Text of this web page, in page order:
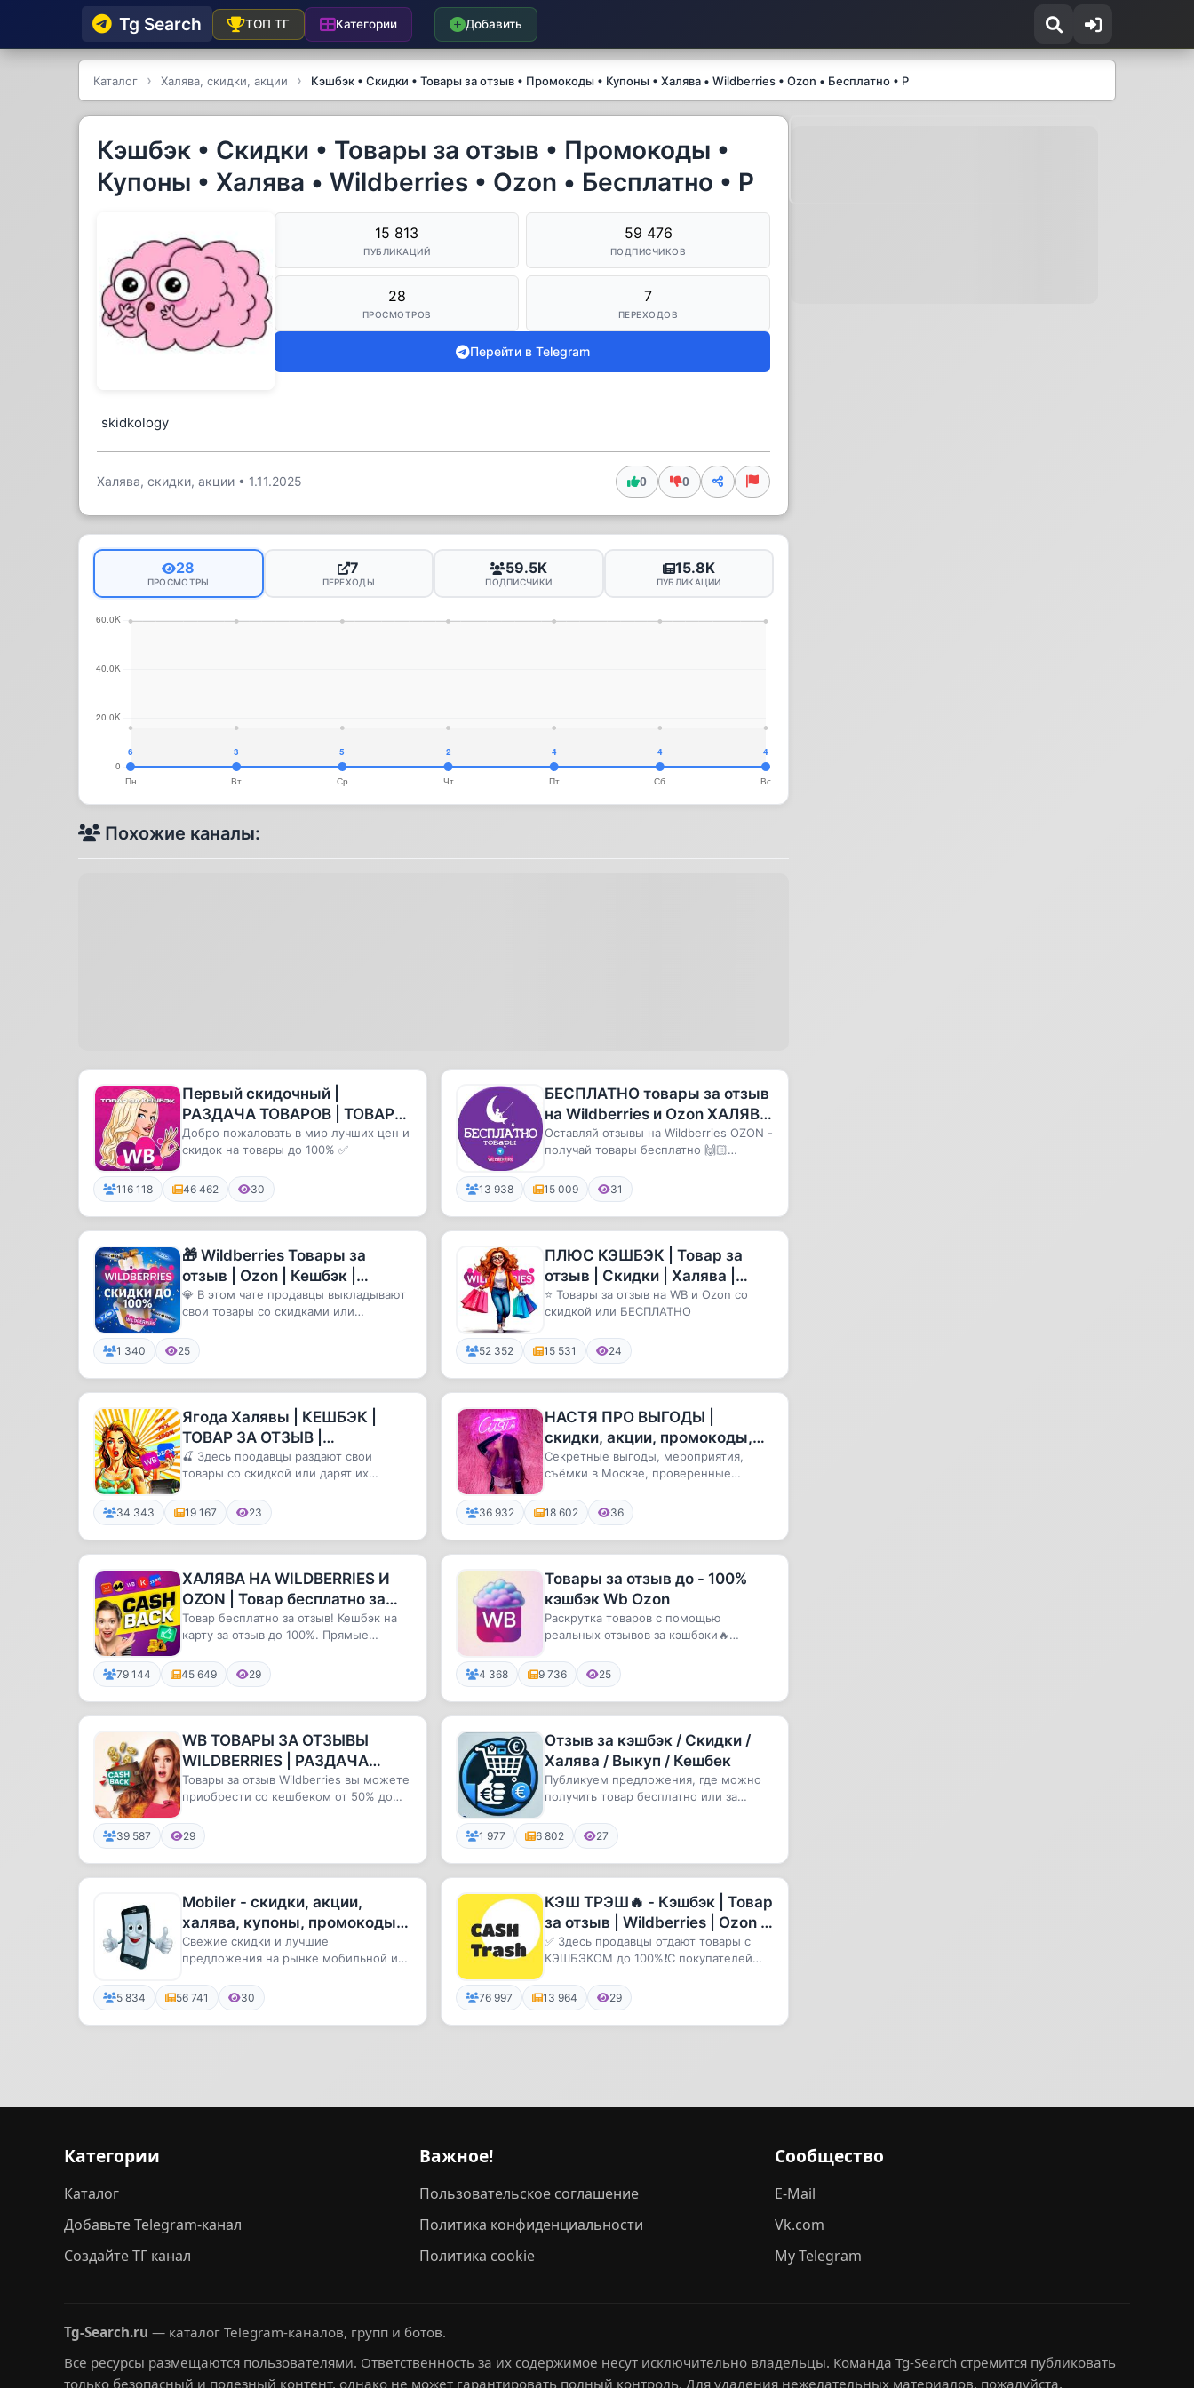
Tg Searсh ТОП ТГ Категории Добавить
Каталог Халява, скидки, акции Кэшбэк • Скидки • Товары за отзыв • Промокоды • Купоны • Халява • Wildberries • Ozon • Бесплатно • Р
Кэшбэк • Скидки • Товары за отзыв • Промокоды •
Купоны • Халява • Wildberries • Ozon • Бесплатно • Р
15 813
ПУБЛИКАЦИЙ
59 476
ПОДПИСЧИКОВ
28
ПРОСМОТРОВ
7
ПЕРЕХОДОВ
Перейти в Telegram
skidkology
Халява, скидки, акции • 1.11.2025 0 0
28
ПРОСМОТРЫ
7
ПЕРЕХОДЫ
59.5K
ПОДПИСЧИКИ
15.8K
ПУБЛИКАЦИИ
Похожие каналы:
Первый скидочный |
РАЗДАЧА ТОВАРОВ | ТОВАРЫ
ЗА ОТЗЫВ | WILDBERRIES |
OZON | КЭШБЭК | СКИДКИ |
ХАЛЯВА
Добро пожаловать в мир лучших цен и
скидок на товары до 100% ✅
116 118 46 462 30
БЕСПЛАТНО товары за отзыв
на Wildberries и Ozon ХАЛЯВА
СКИДКИ КЭШБЕК ПОДАРКИ
Оставляй отзывы на Wildberries OZON -
получай товары бесплатно 🙌🏻
13 938 15 009 31
🎁 Wildberries Товары за
отзыв | Ozon | Кешбэк |
Скидки | Выкупы | Товар за
отзывы| Кэшбэк
💎 В этом чате продавцы выкладывают
свои товары со скидками или
1 340 25
ПЛЮС КЭШБЭК | Товар за
отзыв | Скидки | Халява |
Выкуп | Раздача | Кешбэк |
Wildberries | Ozon | Рек
⭐️ Товары за отзыв на WB и Ozon со
скидкой или БЕСПЛАТНО
52 352 15 531 24
Ягода Халявы | КЕШБЭК |
ТОВАР ЗА ОТЗЫВ |
WILDBERRIES | OZON |
СКИДКИ | ВЫКУПЫ |
РАЗДАЧА | КЭШБЭК | Р
🍒 Здесь продавцы раздают свои
товары со скидкой или дарят их
34 343 19 167 23
НАСТЯ ПРО ВЫГОДЫ |
скидки, акции, промокоды,
бесплатно москва промокоды
москва скидки москва акции
Секретные выгоды, мероприятия,
съёмки в Москве, проверенные
36 932 18 602 36
ХАЛЯВА НА WILDBERRIES И
OZON | Товар бесплатно за
отзыв | Кешбэк | Раздача
товара | Продвижение карт
Товар бесплатно за отзыв! Кешбэк на
карту за отзыв до 100%. Прямые
79 144 45 649 29
Товары за отзыв до - 100%
кэшбэк Wb Ozon
Раскрутка товаров с помощью
реальных отзывов за кэшбэки🔥
самыми круп...
4 368 9 736 25
WB ТОВАРЫ ЗА ОТЗЫВЫ
WILDBERRIES | РАЗДАЧА
ТОВАРОВ | Wildberries |
ХАЛЯВА WB | ТОВАРЫ |
СКИДКИ | ОТЗЫ
Товары за отзыв Wildberries вы можете
приобрести со кешбеком от 50% до
39 587 29
Отзыв за кэшбэк / Скидки /
Халява / Выкуп / Кешбек
Публикуем предложения, где можно
получить товар бесплатно или за
1 977 6 802 27
Mobiler - скидки, акции,
халява, купоны, промокоды,
распродажи и лучшие
предложения
Свежие скидки и лучшие
предложения на рынке мобильной и
5 834 56 741 30
КЭШ ТРЭШ🔥 - Кэшбэк | Товар
за отзыв | Wildberries | Ozon |
Скидки | Акции | Выкупы |
Раздачи
✅ Здесь продавцы отдают товары с
КЭШБЭКОМ до 100%❗️С покупателей
76 997 13 964 29
Категории
Каталог
Добавьте Telegram-канал
Создайте ТГ канал
Важное!
Пользовательское соглашение
Политика конфиденциальности
Политика cookie
Сообщество
E-Mail
Vk.com
My Telegram
Tg-Search.ru — каталог Telegram-каналов, групп и ботов.
Все ресурсы размещаются пользователями. Ответственность за их содержимое несут исключительно владельцы. Команда Tg-Search стремится публиковать
только безопасный и полезный контент, однако не может гарантировать полный контроль. Для удаления нежелательных материалов, пожалуйста,